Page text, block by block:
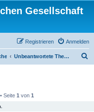
Gesellschaft
Anmelden
Registrieren
Unbeantwortete Themen
Seite 1 von 1